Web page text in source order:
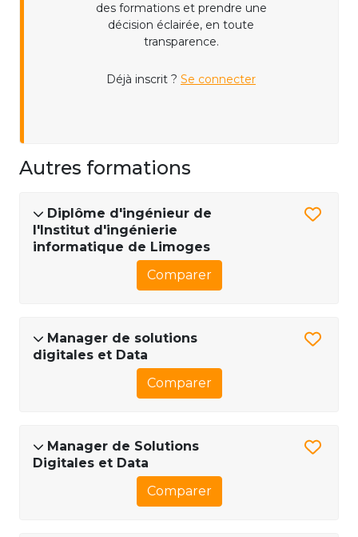
des formations et prendre une
décision éclairée, en toute
transparence.
Déjà inscrit ? Se connecter
Autres formations
Diplôme d'ingénieur de
l'Institut d'ingénierie
informatique de Limoges
Comparer
Manager de solutions
digitales et Data
Comparer
Manager de Solutions
Digitales et Data
Comparer